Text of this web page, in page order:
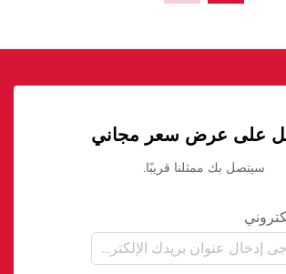
على عرض سعر مجاني
سيتصل بك ممثلنا قريبًا.